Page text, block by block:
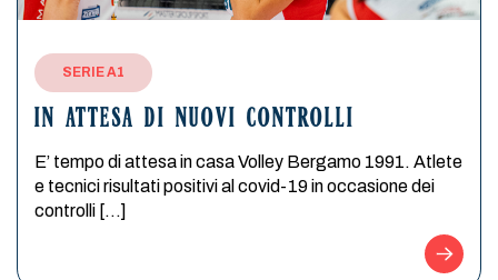
SERIE A1
IN ATTESA DI NUOVI CONTROLLI
E’ tempo di attesa in casa Volley Bergamo 1991. Atlete
e tecnici risultati positivi al covid-19 in occasione dei
controlli […]